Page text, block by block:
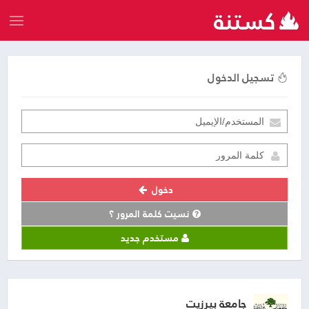
تسجيل الدخول
دخول
نسيت كلمة المرور ؟
مستخدم جديد
جامعة بيرزيت